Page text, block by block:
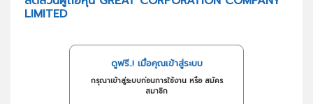
LIMITED
ดูฟรี..! เมื่อคุณเข้าสู่ระบบ
กรุณาเข้าสู่ระบบก่อนการใช้งาน หรือ สมัคร
สมาชิก